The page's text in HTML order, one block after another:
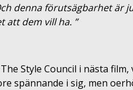
denna förutsägbarhet är
att dem vill ha. ”
Style Council i nästa
spännande i sig, men